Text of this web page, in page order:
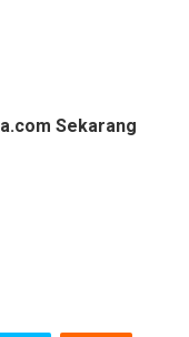
Sekarang